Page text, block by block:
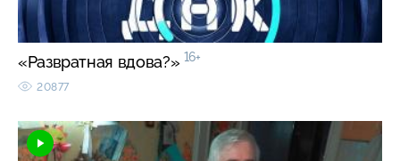
«Развратная вдова?» 16+
20877